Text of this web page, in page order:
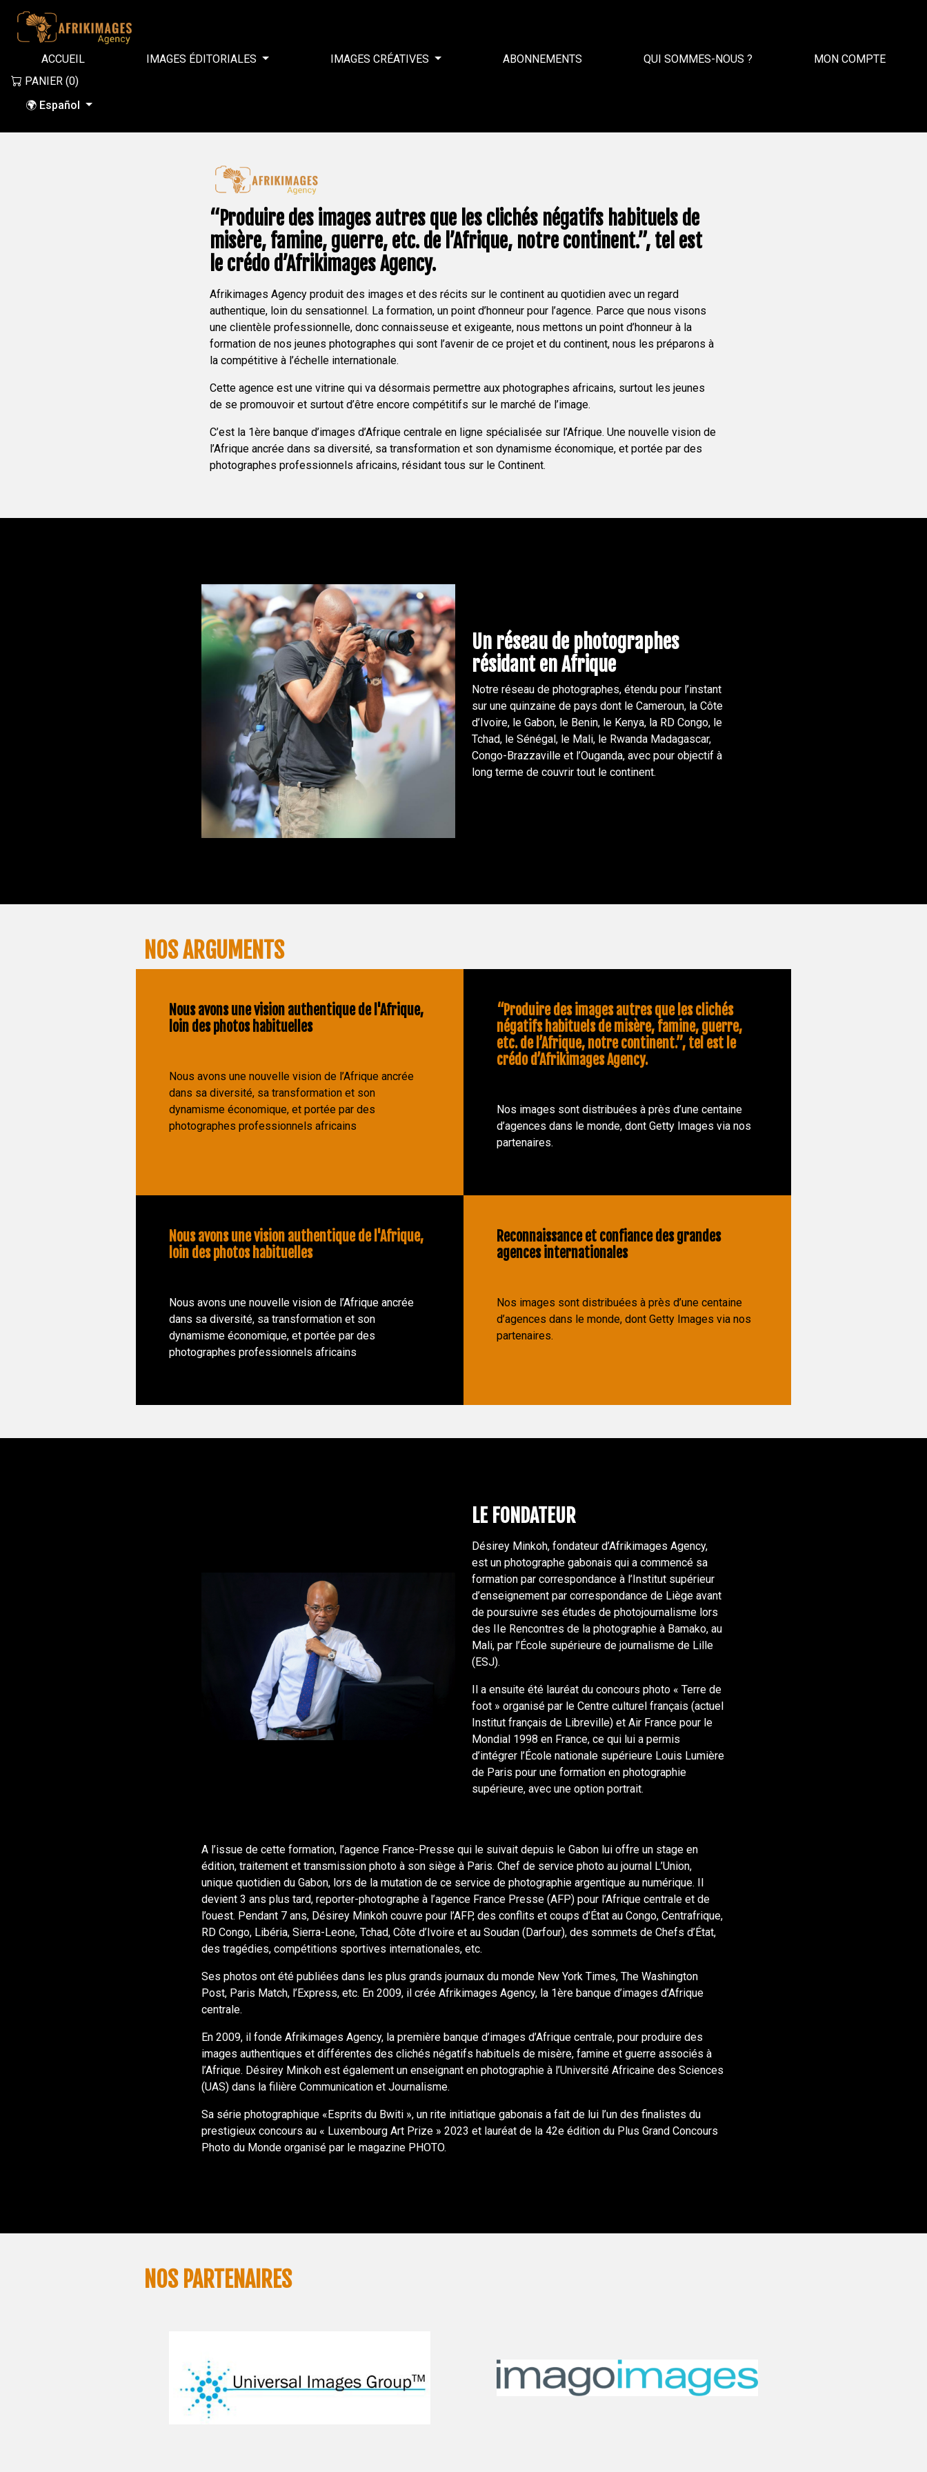
ACCUEIL IMAGES ÉDITORIALES IMAGES CRÉATIVES ABONNEMENTS QUI SOMMES-NOUS ?
MON COMPTE
PANIER (0)
🌍 Español
“Produire des images autres que les clichés négatifs habituels de
misère, famine, guerre, etc. de l’Afrique, notre continent.”, tel est
le crédo d’Afrikimages Agency.
Afrikimages Agency produit des images et des récits sur le continent au quotidien avec un regard
authentique, loin du sensationnel. La formation, un point d’honneur pour l’agence. Parce que nous visons
une clientèle professionnelle, donc connaisseuse et exigeante, nous mettons un point d’honneur à la
formation de nos jeunes photographes qui sont l’avenir de ce projet et du continent, nous les préparons à
la compétitive à l’échelle internationale.
Cette agence est une vitrine qui va désormais permettre aux photographes africains, surtout les jeunes
de se promouvoir et surtout d’être encore compétitifs sur le marché de l’image.
C’est la 1ère banque d’images d’Afrique centrale en ligne spécialisée sur l’Afrique. Une nouvelle vision de
l’Afrique ancrée dans sa diversité, sa transformation et son dynamisme économique, et portée par des
photographes professionnels africains, résidant tous sur le Continent.
Un réseau de photographes
résidant en Afrique
Notre réseau de photographes, étendu pour l’instant
sur une quinzaine de pays dont le Cameroun, la Côte
d’Ivoire, le Gabon, le Benin, le Kenya, la RD Congo, le
Tchad, le Sénégal, le Mali, le Rwanda Madagascar,
Congo-Brazzaville et l’Ouganda, avec pour objectif à
long terme de couvrir tout le continent.
NOS ARGUMENTS
Nous avons une vision authentique de l'Afrique,
loin des photos habituelles
Nous avons une nouvelle vision de l’Afrique ancrée
dans sa diversité, sa transformation et son
dynamisme économique, et portée par des
photographes professionnels africains
“Produire des images autres que les clichés
négatifs habituels de misère, famine, guerre,
etc. de l’Afrique, notre continent.”, tel est le
crédo d’Afrikimages Agency.
Nos images sont distribuées à près d’une centaine
d’agences dans le monde, dont Getty Images via nos
partenaires.
Nous avons une vision authentique de l'Afrique,
loin des photos habituelles
Nous avons une nouvelle vision de l’Afrique ancrée
dans sa diversité, sa transformation et son
dynamisme économique, et portée par des
photographes professionnels africains
Reconnaissance et confiance des grandes
agences internationales
Nos images sont distribuées à près d’une centaine
d’agences dans le monde, dont Getty Images via nos
partenaires.
LE FONDATEUR
Désirey Minkoh, fondateur d’Afrikimages Agency,
est un photographe gabonais qui a commencé sa
formation par correspondance à l’Institut supérieur
d’enseignement par correspondance de Liège avant
de poursuivre ses études de photojournalisme lors
des IIe Rencontres de la photographie à Bamako, au
Mali, par l’École supérieure de journalisme de Lille
(ESJ).
Il a ensuite été lauréat du concours photo « Terre de
foot » organisé par le Centre culturel français (actuel
Institut français de Libreville) et Air France pour le
Mondial 1998 en France, ce qui lui a permis
d’intégrer l’École nationale supérieure Louis Lumière
de Paris pour une formation en photographie
supérieure, avec une option portrait.
A l’issue de cette formation, l’agence France-Presse qui le suivait depuis le Gabon lui offre un stage en
édition, traitement et transmission photo à son siège à Paris. Chef de service photo au journal L’Union,
unique quotidien du Gabon, lors de la mutation de ce service de photographie argentique au numérique. Il
devient 3 ans plus tard, reporter-photographe à l’agence France Presse (AFP) pour l’Afrique centrale et de
l’ouest. Pendant 7 ans, Désirey Minkoh couvre pour l’AFP, des conflits et coups d’État au Congo, Centrafrique,
RD Congo, Libéria, Sierra-Leone, Tchad, Côte d’Ivoire et au Soudan (Darfour), des sommets de Chefs d’État,
des tragédies, compétitions sportives internationales, etc.
Ses photos ont été publiées dans les plus grands journaux du monde New York Times, The Washington
Post, Paris Match, l’Express, etc. En 2009, il crée Afrikimages Agency, la 1ère banque d’images d’Afrique
centrale.
En 2009, il fonde Afrikimages Agency, la première banque d’images d’Afrique centrale, pour produire des
images authentiques et différentes des clichés négatifs habituels de misère, famine et guerre associés à
l’Afrique. Désirey Minkoh est également un enseignant en photographie à l’Université Africaine des Sciences
(UAS) dans la filière Communication et Journalisme.
Sa série photographique «Esprits du Bwiti », un rite initiatique gabonais a fait de lui l’un des finalistes du
prestigieux concours au « Luxembourg Art Prize » 2023 et lauréat de la 42e édition du Plus Grand Concours
Photo du Monde organisé par le magazine PHOTO.
NOS PARTENAIRES